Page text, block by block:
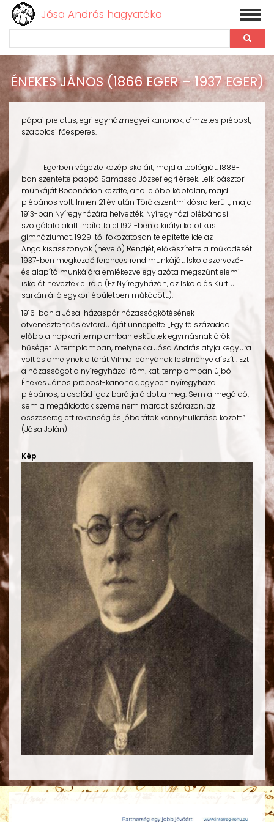
tartalomra
Jósa András hagyatéka
ÉNEKES JÁNOS (1866 EGER – 1937 EGER)
pápai prelatus, egri egyházmegyei kanonok, címzetes prépost,
szabolcsi főesperes.
Egerben végezte középiskoláit, majd a teológiát. 1888-
ban szentelte pappá Samassa József egri érsek. Lelkipásztori
munkáját Boconádon kezdte, ahol előbb káptalan, majd
plébános volt. Innen 21 év után Törökszentmiklósra került, majd
1913-ban Nyíregyházára helyezték. Nyíregyházi plébánosi
szolgálata alatt indította el 1921-ben a királyi katolikus
gimnáziumot, 1929-től fokozatosan telepítette ide az
Angolkisasszonyok (nevelő) Rendjét, előkészítette a működését
1937-ben megkezdő ferences rend munkáját. Iskolaszervező-
és alapító munkájára emlékezve egy azóta megszűnt elemi
iskolát neveztek el róla (Ez Nyíregyházán, az Iskola és Kürt u.
sarkán álló egykori épületben működött.).
1916-ban a Jósa-házaspár házasságkötésének
ötvenesztendős évfordulóját ünnepelte. „Egy félszázaddal
előbb a napkori templomban esküdtek egymásnak örök
hűséget. A templomban, melynek a Jósa András atyja kegyura
volt és amelynek oltárát Vilma leányának festménye díszíti. Ezt
a házasságot a nyíregyházai róm. kat. templomban újból
Énekes János prépost-kanonok, egyben nyíregyházai
plébános, a család igaz barátja áldotta meg. Sem a megáldó,
sem a megáldottak szeme nem maradt szárazon, az
összesereglett rokonság és jóbarátok könnyhullatása között.”
(Jósa Jolán)
Kép